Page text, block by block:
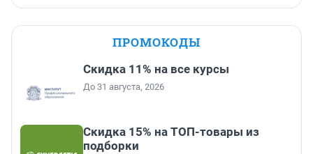
ПРОМОКОДЫ
Скидка 11% на все курсы
До 31 августа, 2026
Скидка 15% на ТОП-товары из
подборки